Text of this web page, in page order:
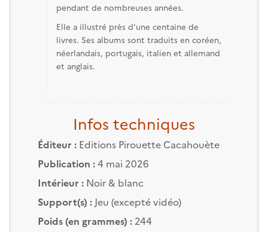
pendant de nombreuses années.
Elle a illustré près d'une centaine de
livres. Ses albums sont traduits en coréen,
néerlandais, portugais, italien et allemand
et anglais.
Infos techniques
Éditeur : Editions Pirouette Cacahouète
Publication :4 mai 2026
Intérieur :Noir & blanc
Support(s) :Jeu (excepté vidéo)
Poids (en grammes) :244